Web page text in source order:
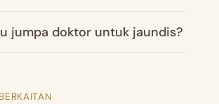
jumpa doktor untuk jaundis?